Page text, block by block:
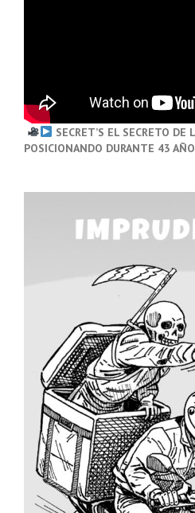
SECRET’S EL SECRETO DE
POSICIONANDO DURANTE 43